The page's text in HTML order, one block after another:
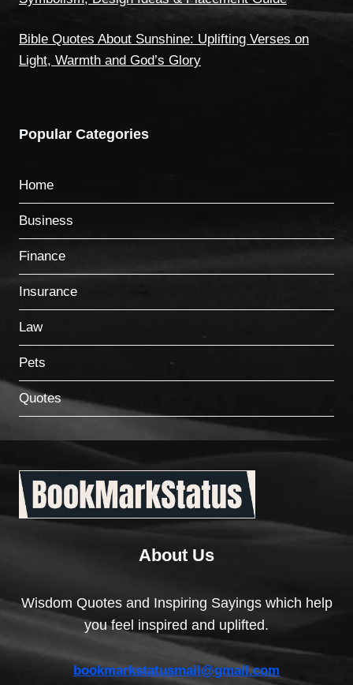
Bible Quotes About Sunshine: Uplifting Verses on
Light, Warmth and God’s Glory
Popular Categories
Home
Business
Finance
Insurance
Law
Pets
Quotes
About Us
Wisdom Quotes and Inspiring Sayings which help
you feel inspired and uplifted.
bookmarkstatusmail@gmail.com